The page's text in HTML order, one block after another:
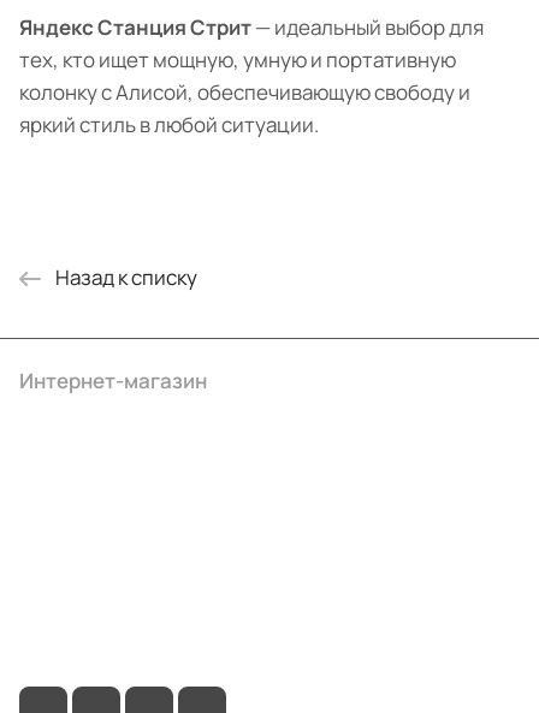
Яндекс Станция Стрит— идеальный выбор для
тех, кто ищет мощную, умную и портативную
колонку с Алисой, обеспечивающую свободу и
яркий стиль в любой ситуации.
Назад к списку
Интернет-магазин